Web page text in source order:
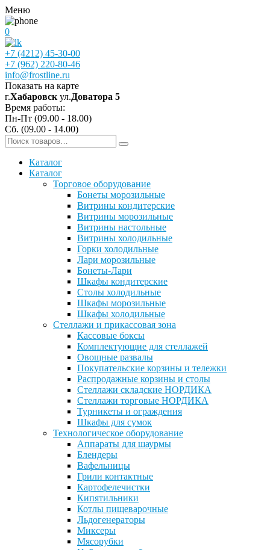
Меню
0
+7 (4212) 45-30-00
+7 (962) 220-80-46
info@frostline.ru
Показать на карте
г.Хабаровск ул.Доватора 5
Время работы:
Пн-Пт (09.00 - 18.00)
Сб. (09.00 - 14.00)
Каталог
Каталог
Торговое оборудование
Бонеты морозильные
Витрины кондитерские
Витрины морозильные
Витрины настольные
Витрины холодильные
Горки холодильные
Лари морозильные
Бонеты-Лари
Шкафы кондитерские
Столы холодильные
Шкафы морозильные
Шкафы холодильные
Стеллажи и прикассовая зона
Кассовые боксы
Комплектующие для стеллажей
Овощные развалы
Покупательские корзины и тележки
Распродажные корзины и столы
Стеллажи складские НОРДИКА
Стеллажи торговые НОРДИКА
Турникеты и ограждения
Шкафы для сумок
Технологическое оборудование
Аппараты для шаурмы
Блендеры
Вафельницы
Грили контактные
Картофелечистки
Кипятильники
Котлы пищеварочные
Льдогенераторы
Миксеры
Мясорубки